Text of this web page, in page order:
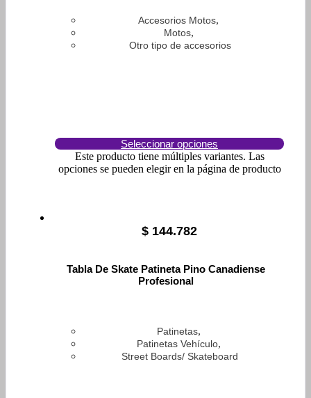
Accesorios Motos,
Motos,
Otro tipo de accesorios
Seleccionar opciones
Este producto tiene múltiples variantes. Las
opciones se pueden elegir en la página de producto
$ 144.782
Tabla De Skate Patineta Pino Canadiense
Profesional
Patinetas,
Patinetas Vehículo,
Street Boards/ Skateboard